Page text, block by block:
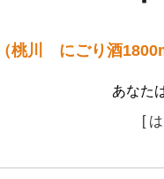
桃川 にごり酒
あなた
[